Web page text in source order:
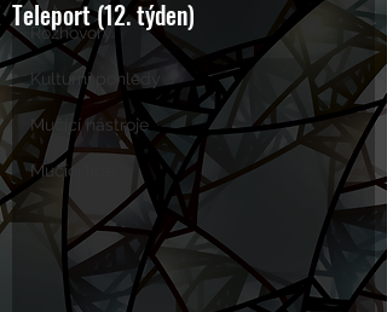
Rozhovory
Kulturní pohledy
Mučící nástroje
Mučící lidé
Teleport (12. týden)